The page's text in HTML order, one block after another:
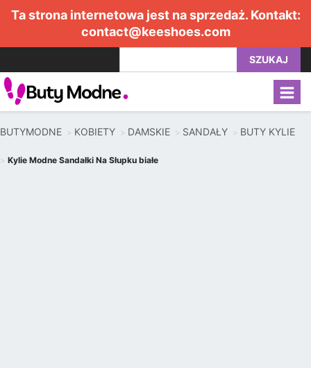
Ta strona internetowa jest na sprzedaż. Kontakt:
contact@keeshoes.com
SZUKAJ
BUTYMODNE KOBIETY DAMSKIE SANDAŁY BUTY KYLIE
Kylie Modne Sandałki Na Słupku białe